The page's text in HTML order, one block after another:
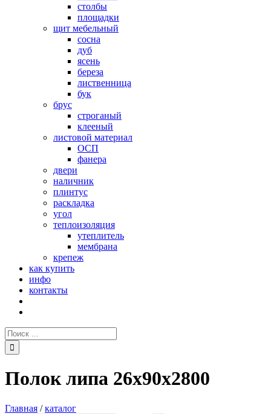
столбы
площадки
щит мебельный
сосна
дуб
ясень
береза
лиственница
бук
брус
строганый
клееный
листовой материал
ОСП
фанера
двери
наличник
плинтус
раскладка
угол
теплоизоляция
утеплитель
мембрана
крепеж
как купить
инфо
контакты
Поиск:
Полок липа 26х90х2800
Главная /каталог